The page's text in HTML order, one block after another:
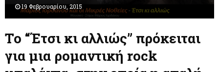
R
Y
M
19 Φεβρουαρίου, 2015
Το “Έτσι κι αλλιώς” πρόκειται
για μια ρομαντική rock